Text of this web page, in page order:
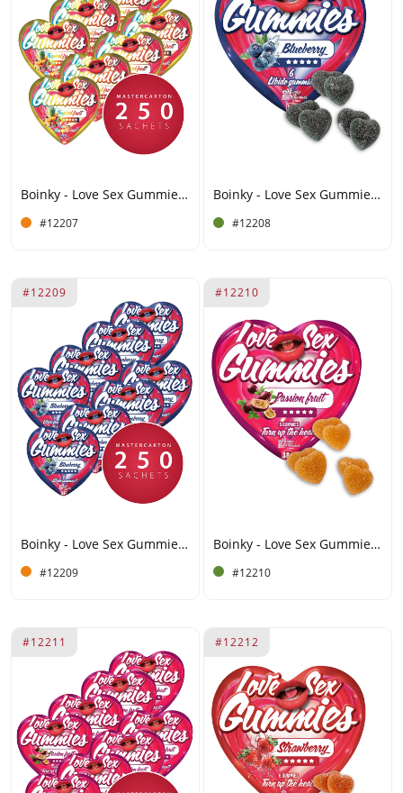
Boinky - Love Sex Gummies - Fruta tropical - Caja de 250 unidades
#12207
Boinky - Love Sex Gummies - Arándanos
#12208
#12209
Boinky - Love Sex Gummies - Arándanos - Caja de 250 unidades
#12209
#12210
Boinky - Love Sex Gummies - Maracuyá:
#12210
#12211 #12212